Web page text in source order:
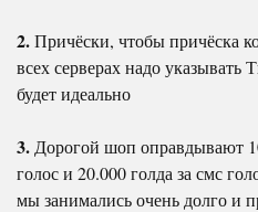
2.Причёски, чтобы причёска
всех серверах надо указывать
будет идеально
3. Дорогой шоп оправдывают
голос и 20.000 голда за смс
мы занимались очень долго и